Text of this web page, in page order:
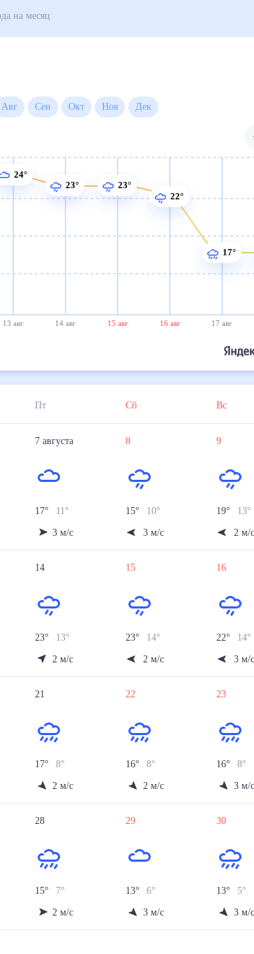
Июл Авг Сен Окт Ноя
13 авг 14 авг 15 авг 16 авг 17 авг
24°
23°
23°
22°
17°
Пт Сб Вс
7 августа
17° 11°
3 м/с
8
15° 10°
3 м/с
9
19° 13°
2 м/
14
23° 13°
2 м/с
15
23° 14°
2 м/с
16
22° 14°
3 м/
21
17° 8°
2 м/с
22
16° 8°
2 м/с
23
16° 8°
3 м/
28
15° 7°
2 м/с
29
13° 6°
3 м/с
30
13° 5°
3 м/